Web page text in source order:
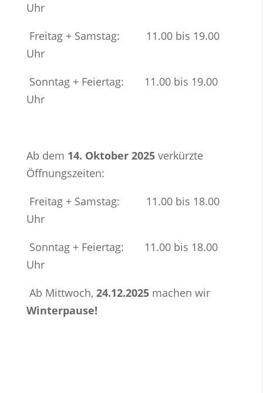
Uhr
Freitag + Samstag: 11.00 bis 19.00
Uhr
Sonntag + Feiertag: 11.00 bis 19.00
Uhr
Ab dem 14. Oktober 2025verkürzte
Öffnungszeiten:
Freitag + Samstag: 11.00 bis 18.00
Uhr
Sonntag + Feiertag: 11.00 bis 18.00
Uhr
Ab Mittwoch, 24.12.2025machen wir
Winterpause!